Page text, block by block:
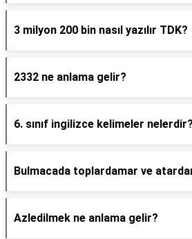
3 milyon 200 bin nasıl yazılır TDK?
2332 ne anlama gelir?
6. sınıf ingilizce kelimeler nelerdir?
Bulmacada toplardamar ve
Azledilmek ne anlama gelir?